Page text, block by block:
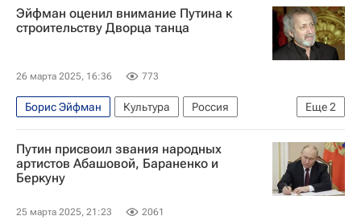
Большой театр
Мариинский театр Россия
Эйфман оценил внимание Путина к
строительству Дворца танца
26 марта 2025, 16:36 773
Еще2
Борис Эйфман Культура
Россия
Санкт-Петербург
Владимир Путин
Путин присвоил звания народных
артистов Абашовой, Бараненко и
Беркуну
25 марта 2025, 21:23 2061